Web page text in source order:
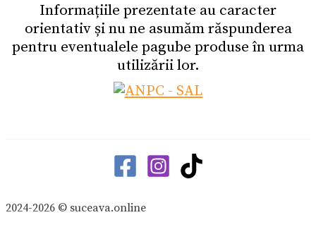
Informațiile prezentate au caracter
orientativ și nu ne asumăm răspunderea
pentru eventualele pagube produse în urma
utilizării lor.
2024-2026 © suceava.online